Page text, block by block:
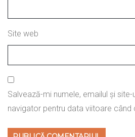
Site web
Salvează-mi numele, emailul și
navigator pentru data viitoare